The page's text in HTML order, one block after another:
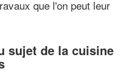
que l'on peut leur
sujet de la cuisine